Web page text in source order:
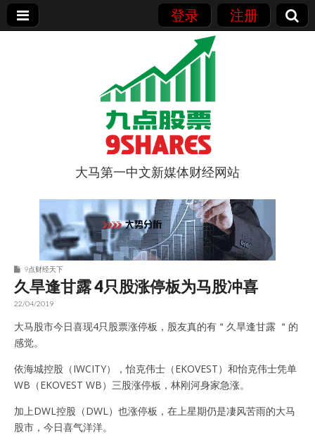
登录 注册
9点股票
大马第一中文新媒体财经网站
9点财经天下
久旱逢甘露 4只股涨停板为马股冲喜
22/04/2019
大马股市今日喜现4只股票涨停板，股友真的有＂久旱逢甘露 ＂的
感觉。
依海城控股（IWCITY），怡克伟士（EKOVEST）和怡克伟士凭单
WB（EKOVEST WB）三股涨停板，林刚河身家急涨。
加上DWL控股（DWL）也涨停板，在上星期仍是凄风苦雨的大马
股市，今日喜气洋洋。